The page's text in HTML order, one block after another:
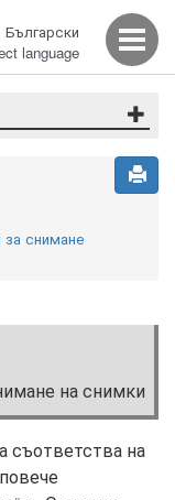
Български
language
снимане
на снимки
съответства на